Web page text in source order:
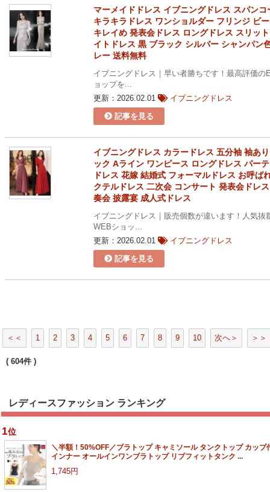
マーメイドドレス イブニングドレス スパンコ
キラキラドレス ワンショルダー フリンジ ビ
キレイめ 発表会ドレス ロングドレス スリッ
イトドレス 黒 ブラック シルバー シャンパン
レー 送料無料
イブニングドレス｜早い者勝ちです！最高評価の
ョップを...
更新：2026.02.01
イブニングドレス
記事を見る
イブニングドレス カラードレス 五分袖 袖あ
ック Aライン ワンピース ロングドレス パー
ドレス 花嫁 結婚式 フォーマルドレス お呼ば
クテルドレス 二次会 コンサート 発表会ドレ
奏会 披露宴 成人式ドレス
イブニングドレス｜販売個数が違います！人気抜
WEBショッ...
更新：2026.02.01
イブニングドレス
記事を見る
＜＜ 1 2 3 4 5 6 7 8 9 10 次へ＞ ＞＞
( 604件 )
レディースファッション ランキング
1位
＼半額！50%OFF／ブラトップ キャミソール タンクトップ カップ
インナー オールインワンブラトップ リブフィットタンク ...
1,745円